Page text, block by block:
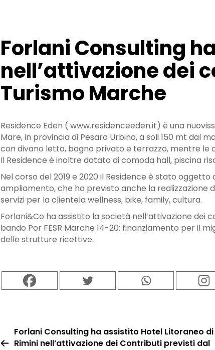
Forlani Consulting
nell’attivazione dei
Turismo Marche
Residence Eden ( www.residenceeden.it) è una
Mare, in provincia di Pesaro Urbino, a soli 150 mt dal
con divano letto, bagno privato e terrazzo, mentre
Il Residence è inoltre datato di comoda hall, piscina
Nel corso del 2019 e 2020 il Residence è stato
ampliamento, che ha previsto anche la realizzazione
servizi per la clientela wellness, bike, family, cultura.
Forlani&Co ha assistito la società nell’attivazione
bando Por FESR Marche 14-20: finanziamento per il
delle strutture ricettive.
Forlani Consulting ha assistito Hotel Litoraneo di
Rimini nell’attivazione dei Contributi previsti dal